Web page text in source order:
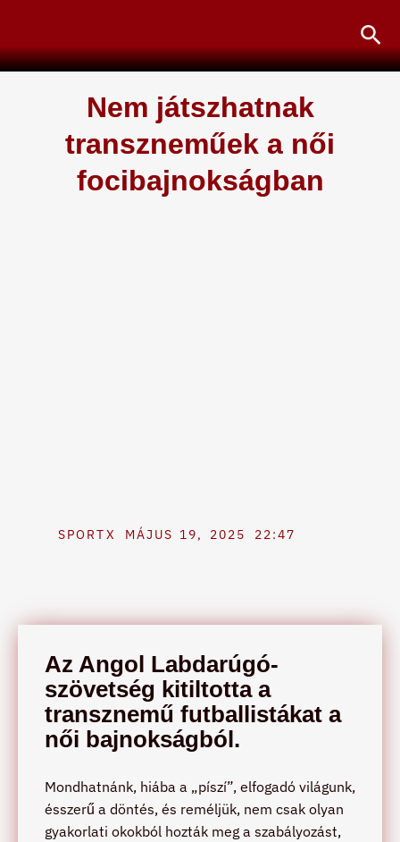
content
Nem játszhatnak
transzneműek a női
focibajnokságban
SPORTX MÁJUS 19, 2025 22:47
Az Angol Labdarúgó-
szövetség kitiltotta a
transznemű futballistákat a
női bajnokságból.
Mondhatnánk, hiába a „píszí”, elfogadó világunk,
ésszerű a döntés, és reméljük, nem csak olyan
gyakorlati okokból hozták meg a szabályozást,